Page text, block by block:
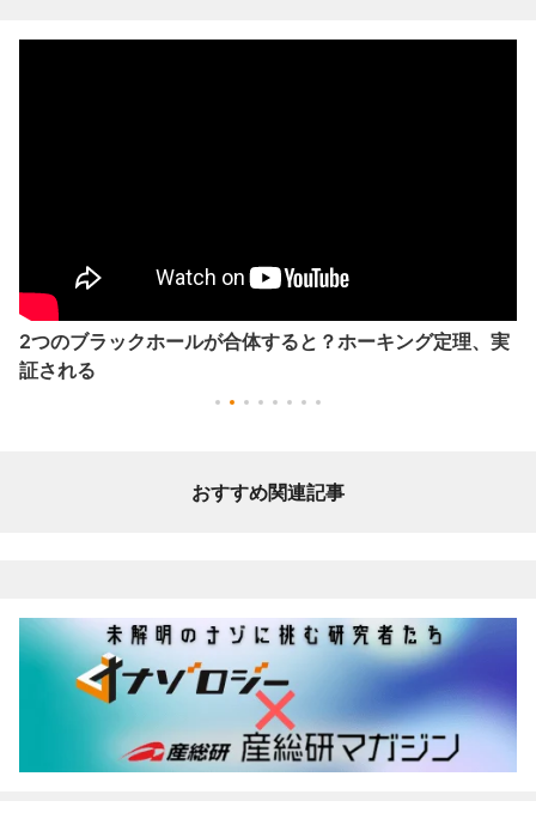
2つのブラックホールが合体すると？ホーキング定理、実
証される
おすすめ関連記事